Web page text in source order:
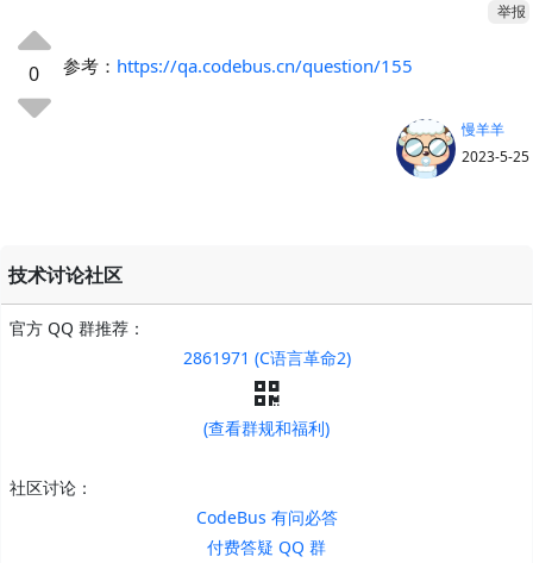
举报
0 参考： https://qa.codebus.cn/question/155
慢羊羊
2023-5-25
技术讨论社区
官方 QQ 群推荐：
2861971 (C语言革命2)
(查看群规和福利)
社区讨论：
CodeBus 有问必答
付费答疑 QQ 群